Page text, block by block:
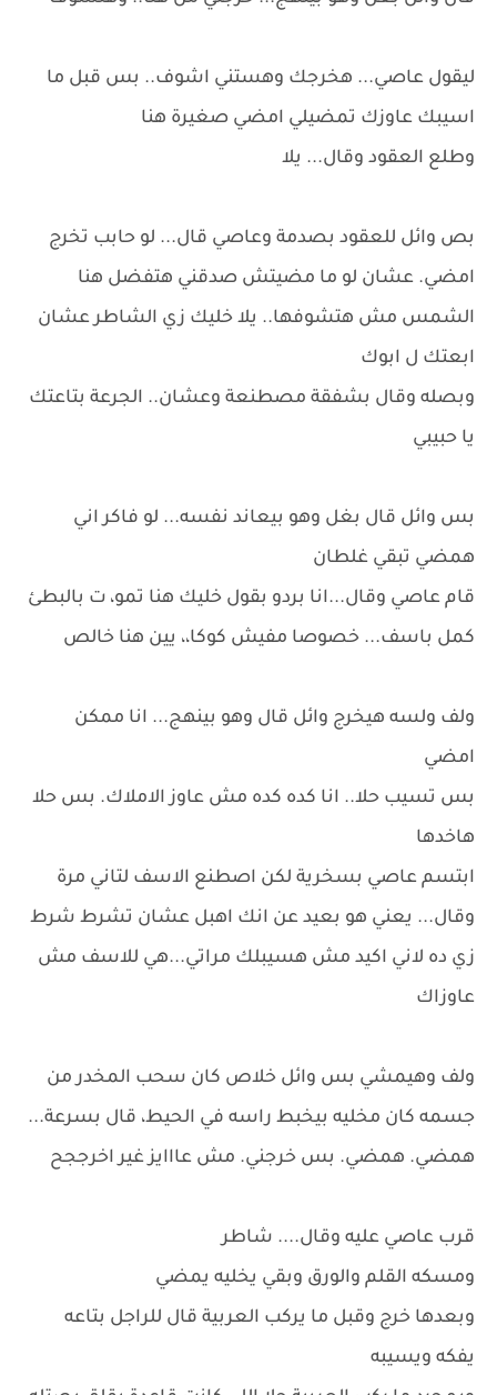
ليقول عاصي... هخرجك وهستني اشوف.. بس قبل ما
اسيبك عاوزك تمضيلي امضي صغيرة هنا
وطلع العقود وقال... يلا
بص وائل للعقود بصدمة وعاصي قال... لو حابب تخرج
امضي. عشان لو ما مضيتش صدقني هتفضل هنا
الشمس مش هتشوفها.. يلا خليك زي الشاطر عشان
ابعتك ل ابوك
وبصله وقال بشفقة مصطنعة وعشان.. الجرعة بتاعتك
يا حبيبي
بس وائل قال بغل وهو بيعاند نفسه... لو فاكر اني
همضي تبقي غلطان
قام عاصي وقال...انا بردو بقول خليك هنا تمو، ت بالبطئ
كمل باسف... خصوصا مفيش كوكا،، يين هنا خالص
ولف ولسه هيخرج وائل قال وهو بينهج... انا ممكن
امضي
بس تسيب حلا.. انا كده كده مش عاوز الاملاك. بس حلا
هاخدها
ابتسم عاصي بسخرية لكن اصطنع الاسف لتاني مرة
وقال... يعني هو بعيد عن انك اهبل عشان تشرط شرط
زي ده لاني اكيد مش هسيبلك مراتي...هي للاسف مش
عاوزاك
ولف وهيمشي بس وائل خلاص كان سحب المخدر من
جسمه كان مخليه بيخبط راسه في الحيط، قال بسرعة...
همضي. همضي. بس خرجني. مش عااايز غير اخرججح
قرب عاصي عليه وقال.... شاطر
ومسكه القلم والورق وبقي يخليه يمضي
وبعدها خرج وقبل ما يركب العربية قال للراجل بتاعه
يفكه ويسيبه